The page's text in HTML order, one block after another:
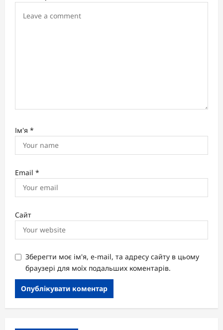
Ім'я *
Email *
Сайт
Зберегти моє ім'я, e-mail, та адресу сайту в цьому
браузері для моїх подальших коментарів.